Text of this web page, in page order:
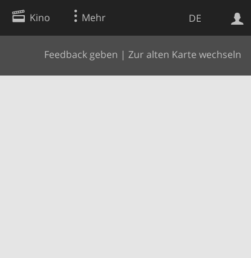
DE
Kino Mehr
Feedback geben | Zur alten Karte wechseln
Websuche